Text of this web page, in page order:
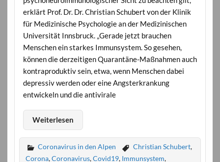
erklärt Prof. Dr. Dr. Christian Schubert von der Klinik
für Medizinische Psychologie an der Medizinischen
Universität Innsbruck. „Gerade jetzt brauchen
Menschen ein starkes Immunsystem. So gesehen,
können die derzeitigen Quarantäne-Maßnahmen auch
kontraproduktiv sein, etwa, wenn Menschen dabei
depressiv werden oder eine Angsterkrankung
entwickeln und die antivirale
Weiterlesen
Coronavirus in den Alpen Christian Schubert,
Corona,Coronavirus,Covid19, Immunsystem,